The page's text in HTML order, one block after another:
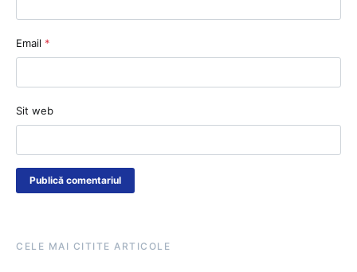
Email *
Sit web
CELE MAI CITITE ARTICOLE